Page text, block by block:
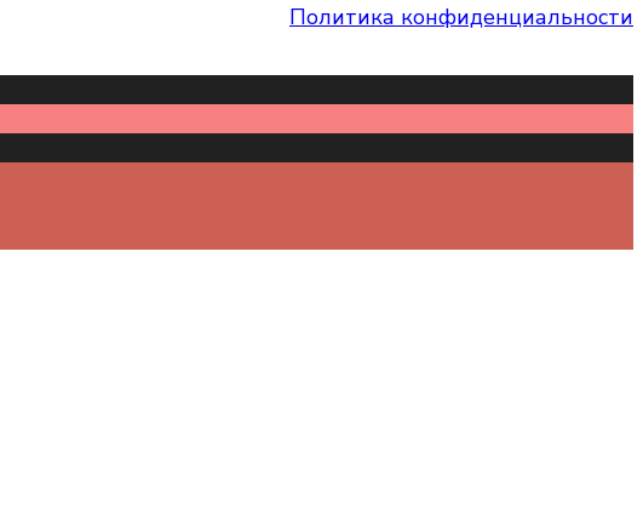
Политика конфиденциальности